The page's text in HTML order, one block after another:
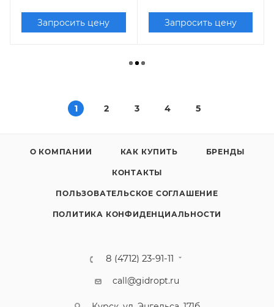
Запросить цену Запросить цену
1 2 3 4 5
О КОМПАНИИ КАК КУПИТЬ БРЕНДЫ
КОНТАКТЫ
ПОЛЬЗОВАТЕЛЬСКОЕ СОГЛАШЕНИЕ
ПОЛИТИКА КОНФИДЕНЦИАЛЬНОСТИ
8 (4712) 23-91-11
call@gidropt.ru